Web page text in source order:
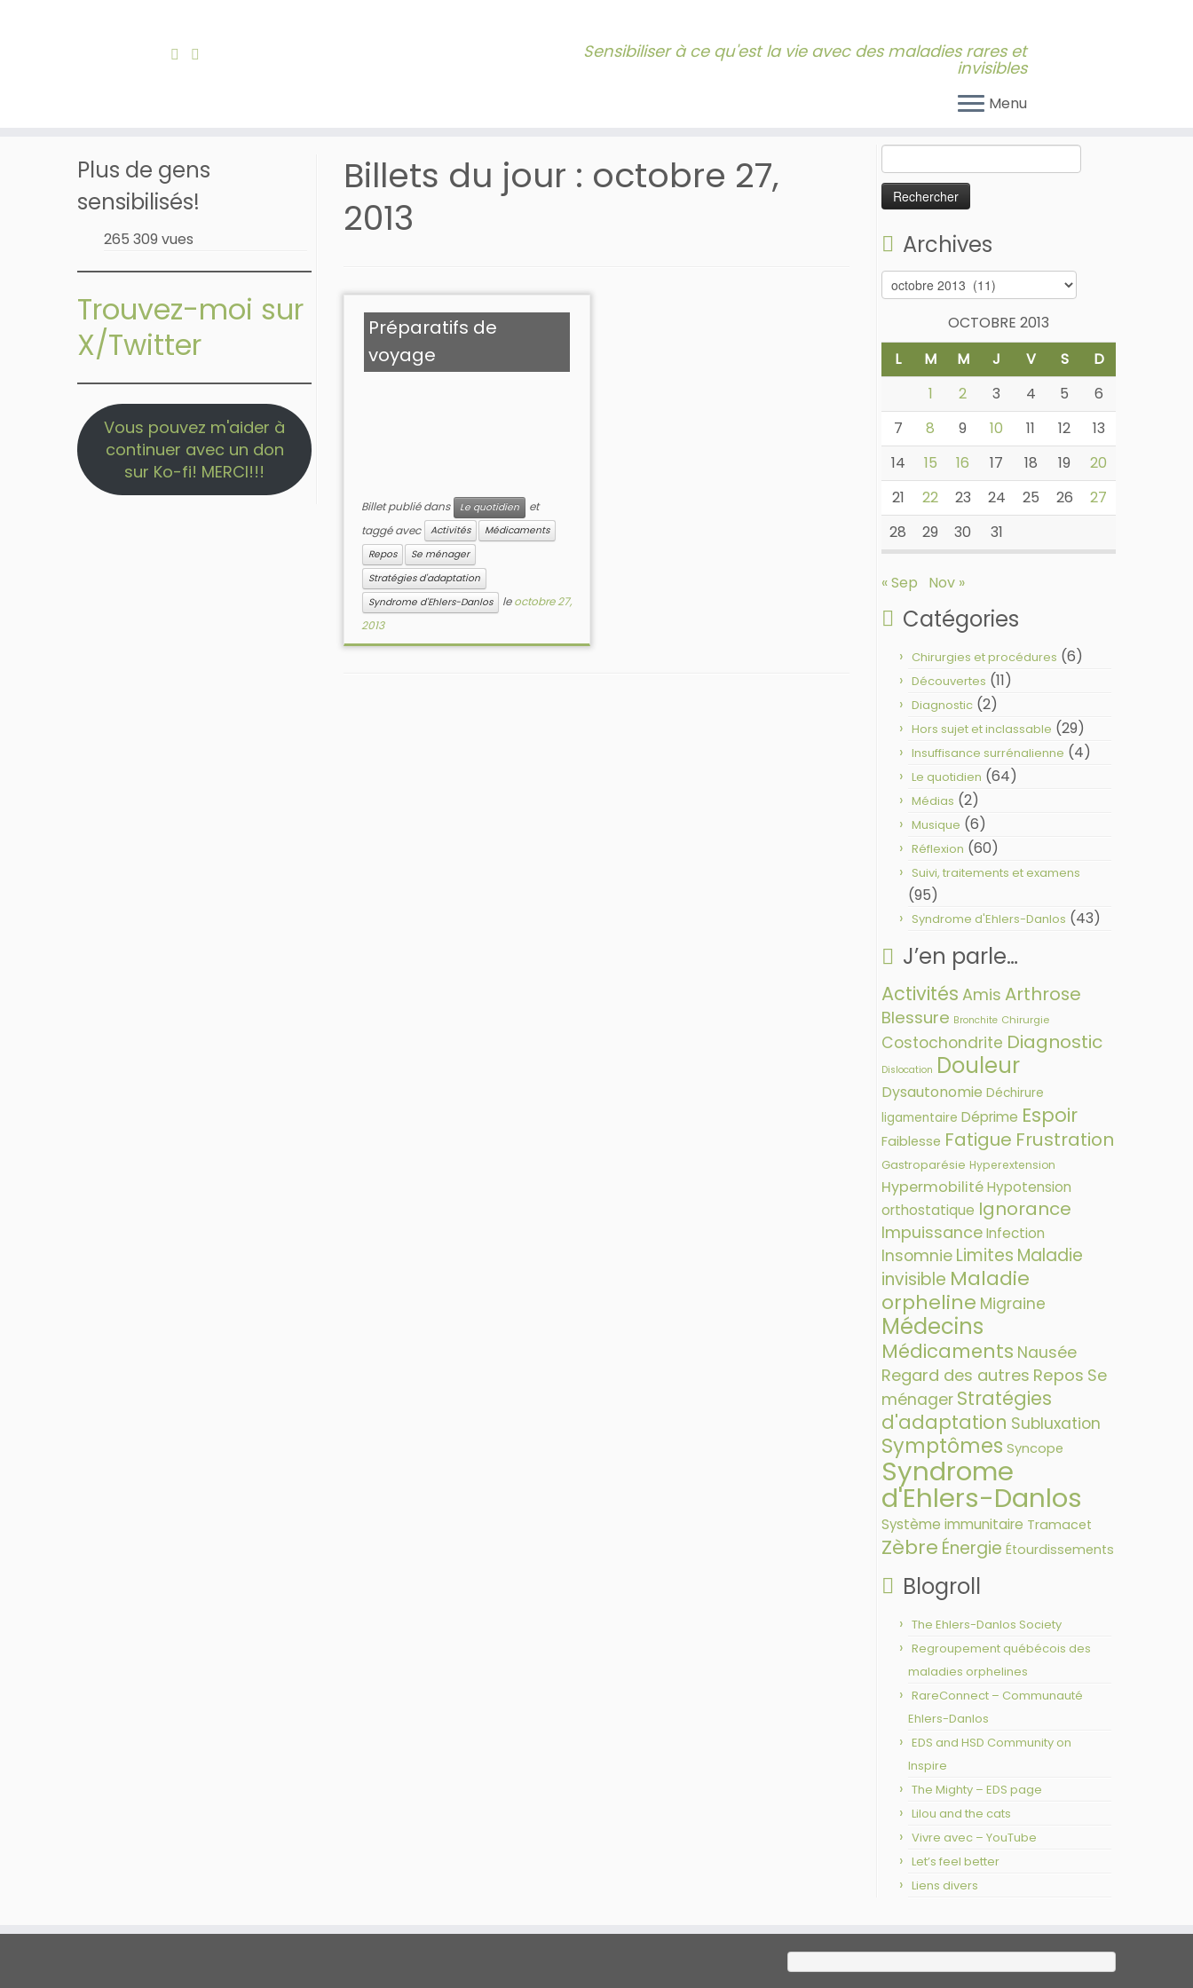
Sensibiliser à ce qu'est la vie avec des maladies rares et
invisibles
Menu
Plus de gens
sensibilisés!
265 309 vues
Trouvez-moi sur
X/Twitter
Vous pouvez m'aider à
continuer avec un don
sur Ko-fi! MERCI!!!
Billets du jour : octobre 27,
2013
Préparatifs de
voyage
Billet publié dans Le quotidien
et
taggé avec
Activités
Médicaments
Repos
Se ménager
Stratégies d'adaptation
Syndrome d'Ehlers-Danlos
leoctobre 27,
2013
Archives
Archives
OCTOBRE 2013
L
M M J V S
D
1
2 3 4 5
6
7
8 9 10 11 12
13
14
15 16 17 18 19
20
21
22 23 24 25 26
27
28
29 30 31
« Sep Nov »
Catégories
Chirurgies et procédures (6)
Découvertes (11)
Diagnostic (2)
Hors sujet et inclassable (29)
Insuffisance surrénalienne (4)
Le quotidien (64)
Médias (2)
Musique (6)
Réflexion (60)
Suivi, traitements et examens
(95)
Syndrome d'Ehlers-Danlos (43)
J’en parle…
Activités Amis Arthrose
Blessure Bronchite Chirurgie
Costochondrite Diagnostic
Dislocation Douleur
Dysautonomie Déchirure
ligamentaire Déprime Espoir
Faiblesse Fatigue Frustration
Gastroparésie Hyperextension
HypermobilitéHypotension
orthostatique Ignorance
ImpuissanceInfection
Insomnie Limites Maladie
invisible Maladie
orpheline Migraine
Médecins
Médicaments Nausée
Regard des autres Repos Se
ménager Stratégies
d'adaptation Subluxation
Symptômes Syncope
Syndrome
d'Ehlers-Danlos
Système immunitaire Tramacet
Zèbre Énergie Étourdissements
Blogroll
The Ehlers-Danlos Society
Regroupement québécois des
maladies orphelines
RareConnect – Communauté
Ehlers-Danlos
EDS and HSD Community on
Inspire
The Mighty – EDS page
Lilou and the cats
Vivre avec – YouTube
Let’s feel better
Liens divers